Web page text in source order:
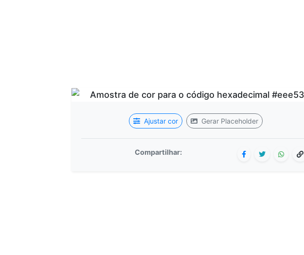
Ajustar cor Gerar Placeholder
Compartilhar: